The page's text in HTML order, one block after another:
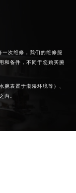
次维修，我们的维修服
和备件，不同于您购买腕
腕表置于潮湿环境等）、
内。